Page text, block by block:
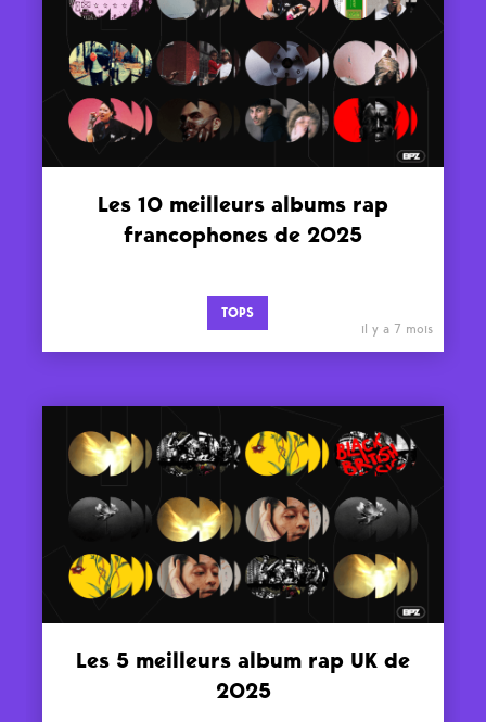
Les 10 meilleurs albums rap
francophones de 2025
TOPS
il y a 7 mois
Les 5 meilleurs album rap UK de
2025